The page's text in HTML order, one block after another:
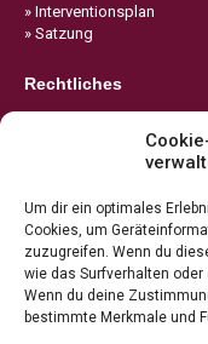
Um dir ein optimales
Cookies, um
zuzugreifen. Wenn du
wie das Surfverhalten oder
Wenn du deine
bestimmte Merkmale und
» Interventionsplan
» Satzung
Rechtliches
» Cookie-Richtlinie